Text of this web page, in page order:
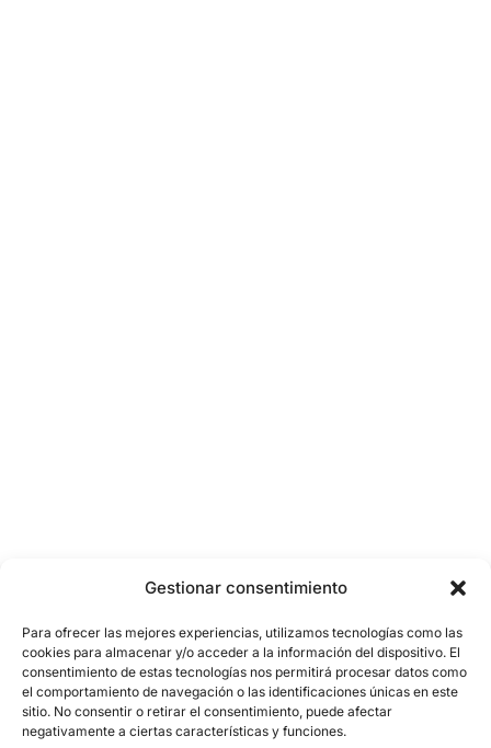
Gestionar consentimiento
Para ofrecer las mejores experiencias, utilizamos tecnologías como las
cookies para almacenar y/o acceder a la información del dispositivo. El
consentimiento de estas tecnologías nos permitirá procesar datos como
el comportamiento de navegación o las identificaciones únicas en este
sitio. No consentir o retirar el consentimiento, puede afectar
negativamente a ciertas características y funciones.